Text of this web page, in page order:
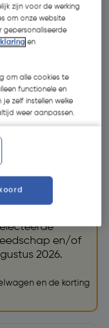
en/of
2026.
en de korting
zijn voor de werking
om onze website
gepersonaliseerde
en
om alle cookies te
functionele en
zelf instellen welke
weer aanpassen.